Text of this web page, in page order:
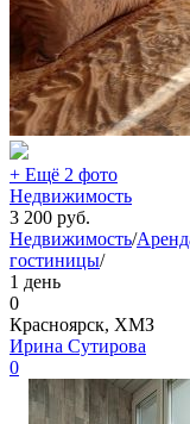
+ Ещё 2 фото
Недвижимость
3 200 руб.
Недвижимость/
гостиницы/
1 день
0
Красноярск, ХМЗ
Ирина Сутирова
0